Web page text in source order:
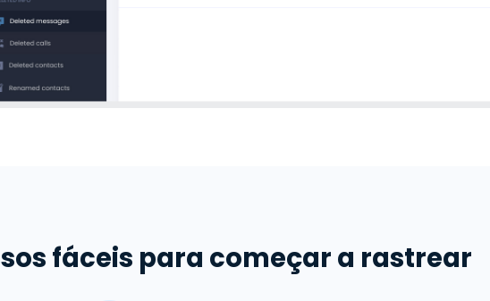
fáceis para começar a rastrear